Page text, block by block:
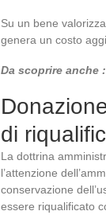
Su un bene
genera un costo
Da scoprire anche :
di
La dottrina
l’attenzione
conservazione
essere riqualificato